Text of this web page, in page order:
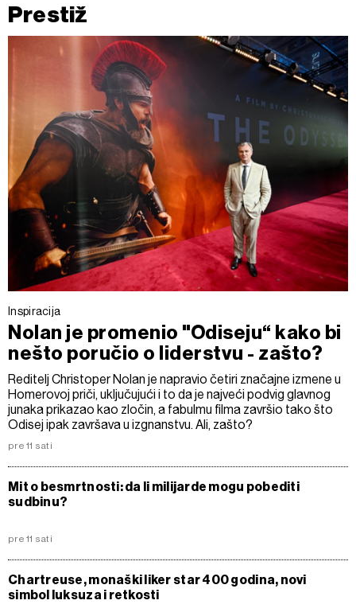
Prestiž
Inspiracija
Nolan je promenio "Odiseju“ kako bi
nešto poručio o liderstvu - zašto?
Reditelj Christoper Nolan je napravio četiri značajne izmene u
Homerovoj priči, uključujući i to da je najveći podvig glavnog
junaka prikazao kao zločin, a fabulmu filma završio tako što
Odisej ipak završava u izgnanstvu. Ali, zašto?
pre 11 sati
Mit o besmrtnosti: da li milijarde mogu pobediti
sudbinu?
pre 11 sati
Chartreuse, monaški liker star 400 godina, novi
simbol luksuza i retkosti